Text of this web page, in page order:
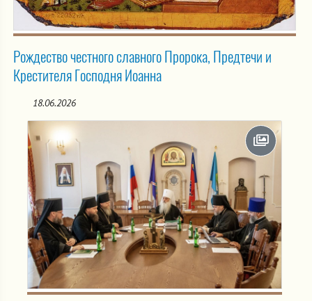
Рождество честного славного Пророка, Предтечи и
Крестителя Господня Иоанна
18.06.2026